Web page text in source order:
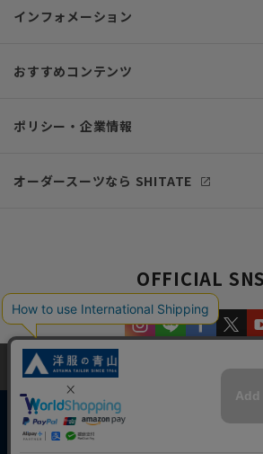
インフォメーション
おすすめコンテンツ
ポリシー・企業情報
オーダースーツなら SHITATE
OFFICIAL SNS
当サイトでは、快適な閲覧体験とコンテンツ改
しています。閲覧を続けることで、Cookieの使
します。詳細については